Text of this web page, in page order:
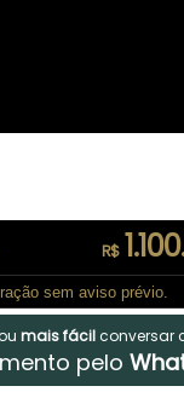
R$
sem aviso prévio.
mais fácilconversar
pelo